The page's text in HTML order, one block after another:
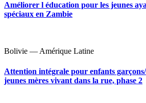
Améliorer l éducation pour les jeunes
spéciaux en Zambie
Bolivie — Amérique Latine
Attention intégrale pour enfants
jeunes mères vivant dans la rue, phase 2